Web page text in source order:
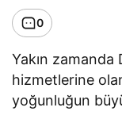
0
Yakın zamanda
hizmetlerine
yoğunluğun